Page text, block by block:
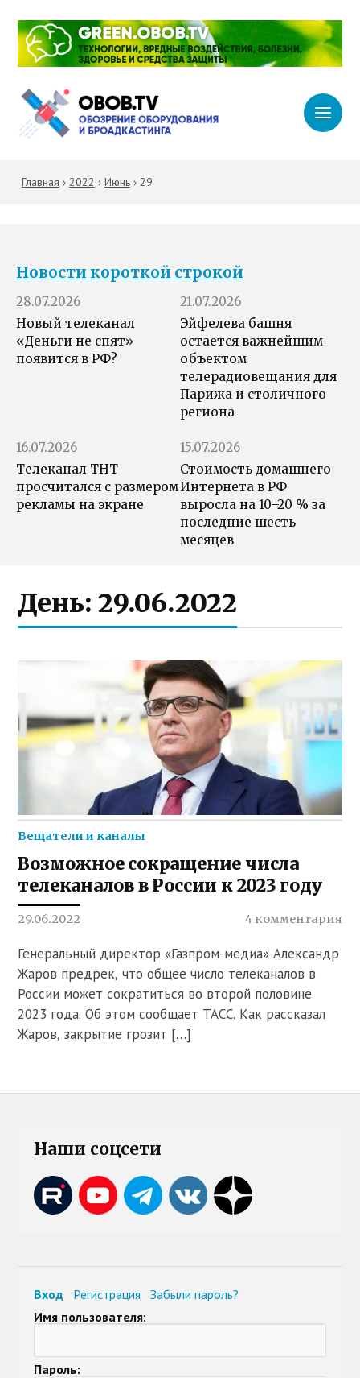
Главная › 2022 › Июнь› 29
Новости короткой строкой
28.07.2026
Новый телеканал
«Деньги не спят»
появится в РФ?
21.07.2026
Эйфелева башня
остается важнейшим
объектом
телерадиовещания для
Парижа и столичного
региона
16.07.2026
Телеканал ТНТ
просчитался с размером
рекламы на экране
15.07.2026
Стоимость домашнего
Интернета в РФ
выросла на 10–20 % за
последние шесть
месяцев
День:29.06.2022
Вещатели и каналы
Возможное сокращение числа
телеканалов в России к 2023 году
29.06.2022 4 комментария
Генеральный директор «Газпром-медиа» Александр
Жаров предрек, что общее число телеканалов в
России может сократиться во второй половине
2023 года. Об этом сообщает ТАСС. Как рассказал
Жаров, закрытие грозит […]
Наши соцсети
Вход Регистрация
Забыли пароль?
Имя пользователя:
Пароль: